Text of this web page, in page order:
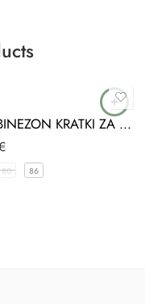
KOMBINEZON KRATKI ZA DJEČAKE ŽUTI
80 86